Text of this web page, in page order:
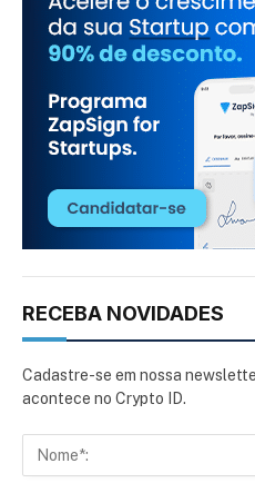
RECEBA NOVIDADES
Cadastre-se em nossa
acontece no Crypto ID.